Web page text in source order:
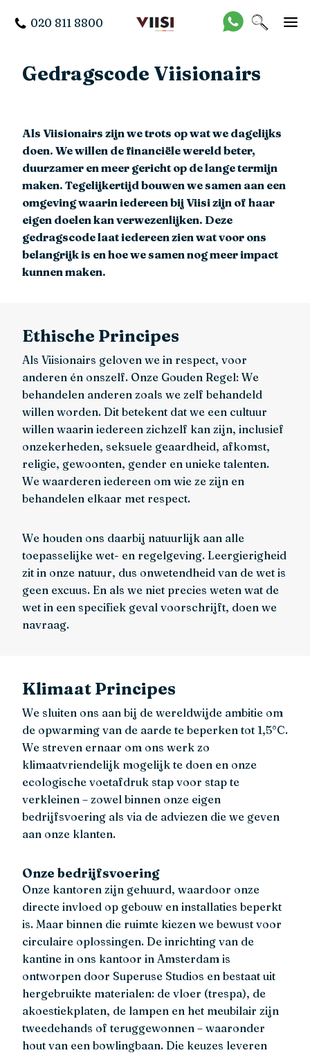
020 811 8800
Gedragscode Viisionairs
Als Viisionairs zijn we trots op wat we dagelijks
doen. We willen de financiële wereld beter,
duurzamer en meer gericht op de lange termijn
maken. Tegelijkertijd bouwen we samen aan een
omgeving waarin iedereen bij Viisi zijn of haar
eigen doelen kan verwezenlijken. Deze
gedragscode laat iedereen zien wat voor ons
belangrijk is en hoe we samen nog meer impact
kunnen maken.
Ethische Principes
Als Viisionairs geloven we in respect, voor
anderen én onszelf. Onze Gouden Regel: We
behandelen anderen zoals we zelf behandeld
willen worden. Dit betekent dat we een cultuur
willen waarin iedereen zichzelf kan zijn, inclusief
onzekerheden, seksuele geaardheid, afkomst,
religie, gewoonten, gender en unieke talenten.
We waarderen iedereen om wie ze zijn en
behandelen elkaar met respect.
We houden ons daarbij natuurlijk aan alle
toepasselijke wet- en regelgeving. Leergierigheid
zit in onze natuur, dus onwetendheid van de wet is
geen excuus. En als we niet precies weten wat de
wet in een specifiek geval voorschrijft, doen we
navraag.
Klimaat Principes
We sluiten ons aan bij de wereldwijde ambitie om
de opwarming van de aarde te beperken tot 1,5°C.
We streven ernaar om ons werk zo
klimaatvriendelijk mogelijk te doen en onze
ecologische voetafdruk stap voor stap te
verkleinen – zowel binnen onze eigen
bedrijfsvoering als via de adviezen die we geven
aan onze klanten.
Onze bedrijfsvoering
Onze kantoren zijn gehuurd, waardoor onze
directe invloed op gebouw en installaties beperkt
is. Maar binnen die ruimte kiezen we bewust voor
circulaire oplossingen. De inrichting van de
kantine in ons kantoor in Amsterdam is
ontworpen door Superuse Studios en bestaat uit
hergebruikte materialen: de vloer (trespa), de
akoestiekplaten, de lampen en het meubilair zijn
tweedehands of teruggewonnen – waaronder
hout van een bowlingbaan. Die keuzes leveren